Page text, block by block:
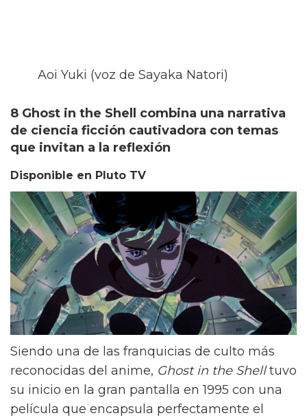
Aoi Yuki (voz de Sayaka Natori)
8 Ghost in the Shell combina una narrativa
de ciencia ficción cautivadora con temas
que invitan a la reflexión
Disponible en Pluto TV
Siendo una de las franquicias de culto más
reconocidas del anime, Ghost in the Shelltuvo
su inicio en la gran pantalla en 1995 con una
película que encapsula perfectamente el